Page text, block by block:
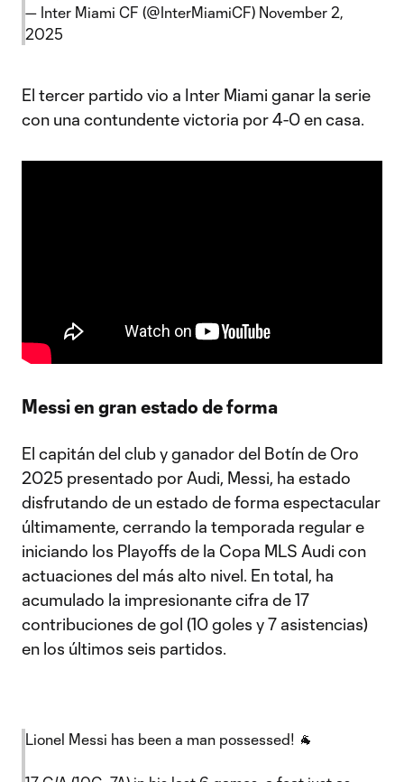
— Inter Miami CF (@InterMiamiCF) November 2,
2025
El tercer partido vio a Inter Miami ganar la serie
con una contundente victoria por 4-0 en casa.
Messi en gran estado de forma
El capitán del club y ganador del Botín de Oro
2025 presentado por Audi, Messi, ha estado
disfrutando de un estado de forma espectacular
últimamente, cerrando la temporada regular e
iniciando los Playoffs de la Copa MLS Audi con
actuaciones del más alto nivel. En total, ha
acumulado la impresionante cifra de 17
contribuciones de gol (10 goles y 7 asistencias)
en los últimos seis partidos.
Lionel Messi has been a man possessed! 🐐